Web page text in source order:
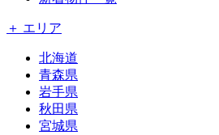
＋ エリア
北海道
青森県
岩手県
秋田県
宮城県